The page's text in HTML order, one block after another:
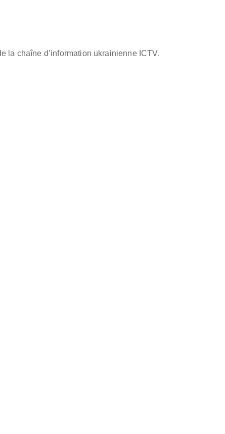
la chaîne d’information ukrainienne ICTV.